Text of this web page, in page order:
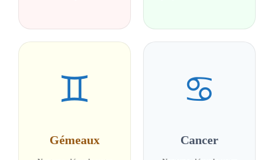
♊
Gémeaux
♋
Cancer